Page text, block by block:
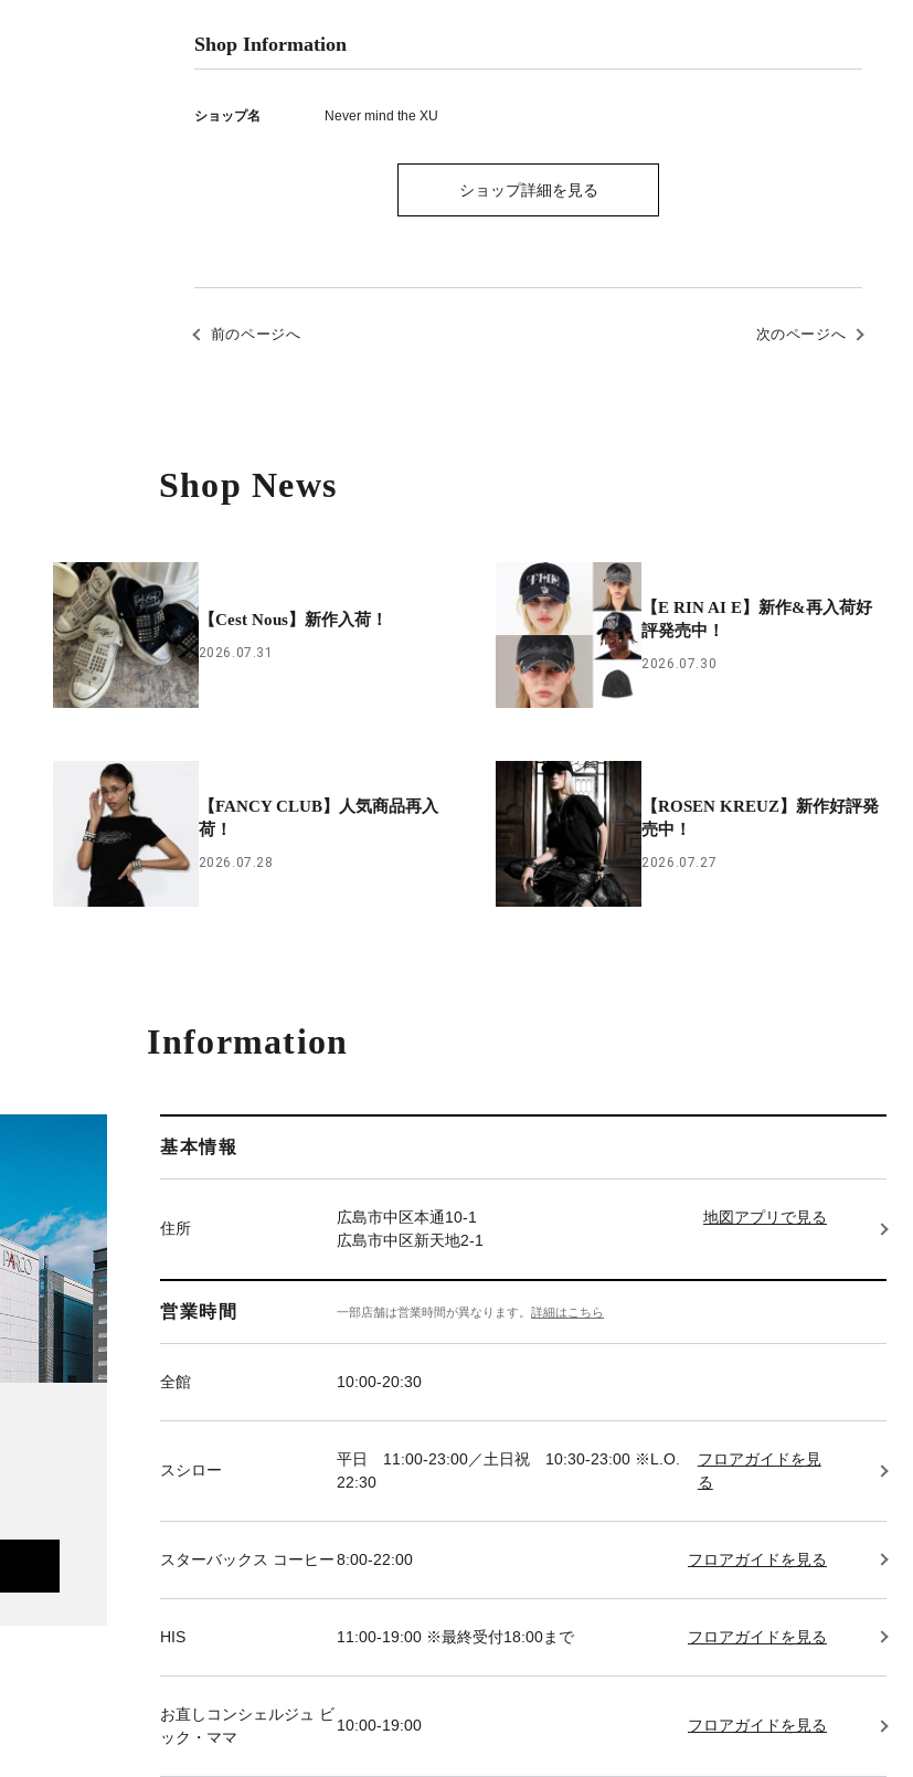
Shop Information
ショップ名 Never mind the XU
ショップ詳細を見る
前のページへ 次のページへ
Shop News
【Cest Nous】新作入荷！
2026.07.31
【E RIN AI E】新作&再入荷好
評発売中！
2026.07.30
【FANCY CLUB】人気商品再入
荷！
2026.07.28
【ROSEN KREUZ】新作好評発
売中！
2026.07.27
Information
基本情報
住所
広島市中区本通10-1
広島市中区新天地2-1
地図アプリで見る
営業時間 一部店舗は営業時間が異なります。詳細はこちら
全館 10:00-20:30
スシロー
平日 11:00-23:00／土日祝 10:30-23:00 ※L.O.
22:30
フロアガイドを見
る
スターバックス コーヒー 8:00-22:00 フロアガイドを見る
HIS 11:00-19:00 ※最終受付18:00まで フロアガイドを見る
お直しコンシェルジュ ビ
ック・ママ
10:00-19:00 フロアガイドを見る